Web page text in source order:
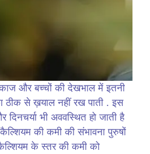
और बच्चों की देखभाल में इतनी
ठीक से ख़याल नहीं रख पाती . इस
भी अववस्थित हो जाती है
की कमी की संभावना पुरुषों
के स्तर की कमी को